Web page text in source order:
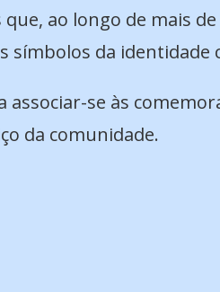
que, ao longo de mais
símbolos da identidade
associar-se às
da comunidade.